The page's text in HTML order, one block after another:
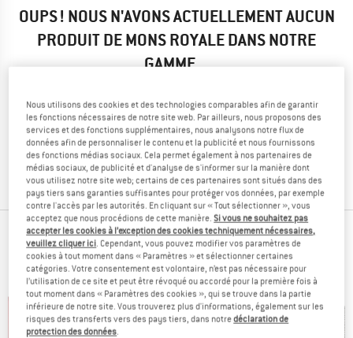
OUPS ! NOUS N'AVONS ACTUELLEMENT AUCUN
PRODUIT DE MONS ROYALE DANS NOTRE
GAMME...
de les trouver rapidement, vous pouvez utiliser l'une des
options suivantes :
» Revenez à la page précédenteet réessayez en réduisant le
nombre de filtres.
PRODUITS PHARES DE TES MARQUES
PRÉFÉRÉES
Nous utilisons des cookies et des technologies comparables afin de garantir
les fonctions nécessaires de notre site web. Par ailleurs, nous proposons des
services et des fonctions supplémentaires, nous analysons notre flux de
données afin de personnaliser le contenu et la publicité et nous fournissons
des fonctions médias sociaux. Cela permet également à nos partenaires de
médias sociaux, de publicité et d'analyse de s'informer sur la manière dont
vous utilisez notre site web; certains de ces partenaires sont situés dans des
pays tiers sans garanties suffisantes pour protéger vos données, par exemple
contre l'accès par les autorités. En cliquant sur « Tout sélectionner », vous
acceptez que nous procédions de cette manière.Si vous ne souhaitez pas
accepter les cookies à l’exception des cookies techniquement nécessaires,
veuillez cliquer ici. Cependant, vous pouvez modifier vos paramètres de
cookies à tout moment dans « Paramètres » et sélectionner certaines
catégories. Votre consentement est volontaire, n’est pas nécessaire pour
l’utilisation de ce site et peut être révoqué ou accordé pour la première fois à
tout moment dans « Paramètres des cookies », qui se trouve dans la partie
inférieure de notre site. Vous trouverez plus d'informations, également sur les
risques des transferts vers des pays tiers, dans notredéclaration de
protection des données.